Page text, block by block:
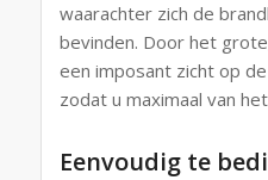
waarachter zich de
bevinden. Door het
een imposant zicht op
zodat u maximaal van
Eenvoudig te